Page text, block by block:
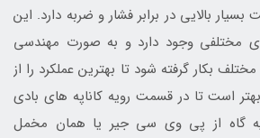
بالایی در برابر فشار و ضربه دارد. این
مختلفی وجود دارد و به صورت مهندسی
بکار گرفته شود تا بهترین عملکرد را از
است تا در قسمت رویه کاناپه های بادی
گاه از پی وی سی جیر یا همان مخمل